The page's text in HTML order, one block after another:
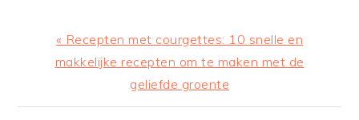
Previous
Post:
« Recepten met courgettes: 10 snelle en
makkelijke recepten om te maken met de
geliefde groente